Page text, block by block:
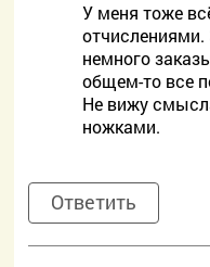
У меня тоже
немного
общем-то все
Не вижу
ножками.
Ответить